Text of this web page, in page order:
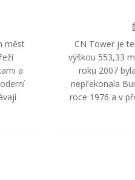
měst
a
CN Tower je
výškou 553,33
roku 2007
nepřekonala
roce 1976 a v